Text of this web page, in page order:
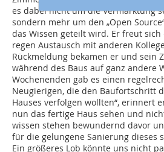
es dabei nicht um die Vermarktung
sondern mehr um den „Open
das Wissen geteilt wird. Er freut
regen Austausch mit anderen
Rückmeldung bekamen er und sein
während des Baus auf ganz andere
Wochenenden gab es einen
Neugierigen, die den Baufortschritt
Hauses verfolgen wollten“, erinnert
nun das fertige Haus sehen und
wissen stehen bewundernd davor
für die gelungene Sanierung dieses
Ein größeres Lob könnte uns nicht